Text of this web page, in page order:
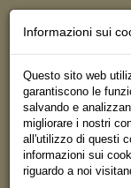
Informazioni sui
Questo sito web
garantiscono le
salvando e
migliorare i nostri
all'utilizzo di questi
informazioni sui
riguardo a noi